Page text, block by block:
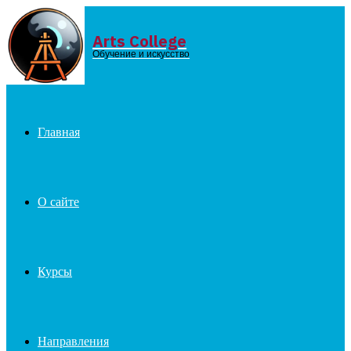
Menu Arts College
Обучение и искусство
Главная
О сайте
Курсы
Направления